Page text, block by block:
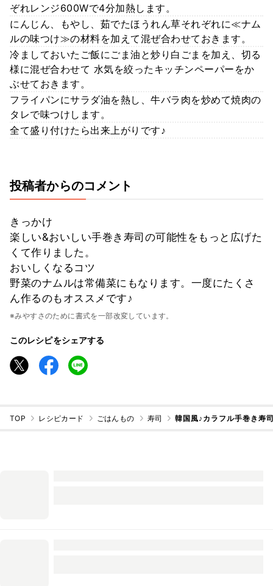
ぞれレンジ600Wで4分加熱します。
にんじん、もやし、茹でたほうれん草それぞれに≪ナム
ルの味つけ≫の材料を加えて混ぜ合わせておきます。
冷ましておいたご飯にごま油と炒り白ごまを加え、切る
様に混ぜ合わせて 水気を絞ったキッチンペーパーをか
ぶせておきます。
フライパンにサラダ油を熱し、牛バラ肉を炒めて焼肉の
タレで味つけします。
全て盛り付けたら出来上がりです♪
投稿者からのコメント
きっかけ
楽しい&おいしい手巻き寿司の可能性をもっと広げた
くて作りました。
おいしくなるコツ
野菜のナムルは常備菜にもなります。一度にたくさ
ん作るのもオススメです♪
※みやすさのために書式を一部改変しています。
このレシピをシェアする
TOP レシピカード ごはんもの 寿司 韓国風♪カラフル手巻き寿